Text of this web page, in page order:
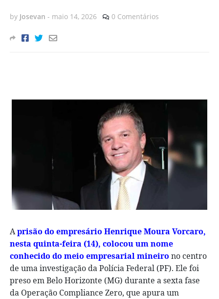
by Josevan - maio 14, 2026 0 Comentários
Aprisão do empresário Henrique Moura Vorcaro,
nesta quinta-feira (14), colocou um nome
conhecido do meio empresarial mineiro no centro
de uma investigação da Polícia Federal (PF). Ele foi
preso em Belo Horizonte (MG) durante a sexta fase
da Operação Compliance Zero, que apura um